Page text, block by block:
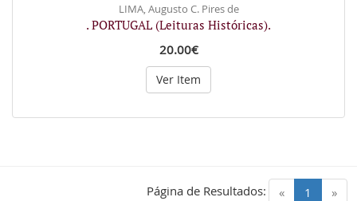
LIMA, Augusto C. Pires de
. PORTUGAL (Leituras Históricas).
20.00€
Ver Item
« 1 (current)
»
Página de Resultados: